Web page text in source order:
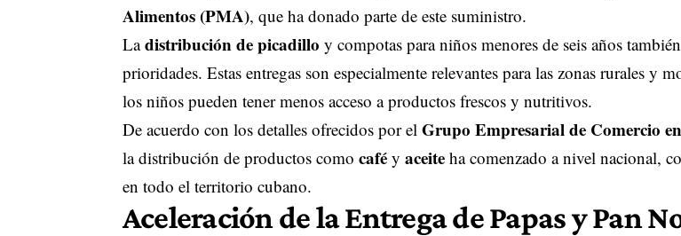
Alimentos (PMA), que ha donado parte de este suministro.
Ladistribución de picadillo y compotas para niños menores de seis años
prioridades. Estas entregas son especialmente relevantes para las zonas rurales y
los niños pueden tener menos acceso a productos frescos y nutritivos.
De acuerdo con los detalles ofrecidos por el Grupo Empresarial de Comercio
la distribución de productos como caféy aceiteha comenzado a nivel nacional,
en todo el territorio cubano.
Aceleración de la Entrega de Papas y Pan